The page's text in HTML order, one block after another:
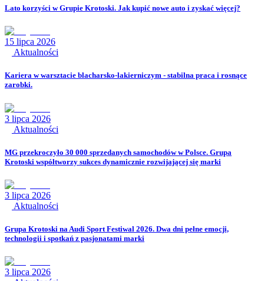
Lato korzyści w Grupie Krotoski. Jak kupić nowe auto i zyskać więcej?
15 lipca 2026
Aktualności
Kariera w warsztacie blacharsko-lakierniczym - stabilna praca i rosnące
zarobki.
3 lipca 2026
Aktualności
MG przekroczyło 30 000 sprzedanych samochodów w Polsce. Grupa
Krotoski współtworzy sukces dynamicznie rozwijającej się marki
3 lipca 2026
Aktualności
Grupa Krotoski na Audi Sport Festiwal 2026. Dwa dni pełne emocji,
technologii i spotkań z pasjonatami marki
3 lipca 2026